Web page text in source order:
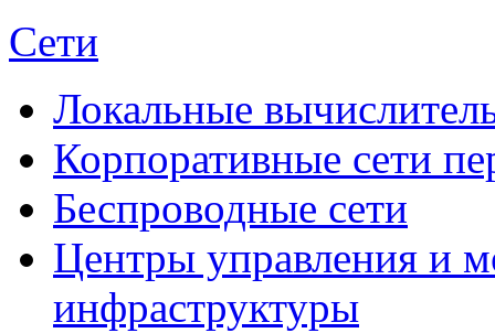
Сети
Локальные
Корпоративные сети
Беспроводные сети
Центры управления и
инфраструктуры